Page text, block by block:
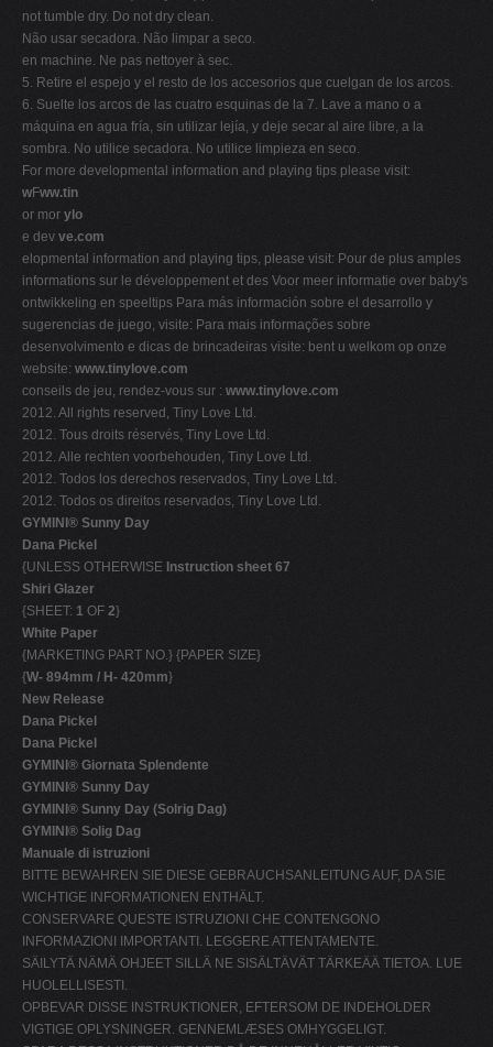
not tumble dry. Do not dry clean.
Não usar secadora. Não limpar a seco.
en machine. Ne pas nettoyer à sec.
5. Retire el espejo y el resto de los accesorios que cuelgan de los arcos.
6. Suelte los arcos de las cuatro esquinas de la 7. Lave a mano o a
máquina en agua fría, sin utilizar lejía, y deje secar al aire libre, a la
sombra. No utilice secadora. No utilice limpieza en seco.
For more developmental information and playing tips please visit:
wFww.tin
or mor ylo
e dev ve.com
elopmental information and playing tips, please visit: Pour de plus amples
informations sur le développement et des Voor meer informatie over baby's
ontwikkeling en speeltips Para más información sobre el desarrollo y
sugerencias de juego, visite: Para mais informações sobre
desenvolvimento e dicas de brincadeiras visite: bent u welkom op onze
website: www.tinylove.com
conseils de jeu, rendez-vous sur : www.tinylove.com
2012. All rights reserved, Tiny Love Ltd.
2012. Tous droits réservés, Tiny Love Ltd.
2012. Alle rechten voorbehouden, Tiny Love Ltd.
2012. Todos los derechos reservados, Tiny Love Ltd.
2012. Todos os direitos reservados, Tiny Love Ltd.
GYMINI® Sunny Day
Dana Pickel
{UNLESS OTHERWISE Instruction sheet 67
Shiri Glazer
{SHEET: 1 OF 2}
White Paper
{MARKETING PART NO.} {PAPER SIZE}
{W- 894mm / H- 420mm}
New Release
Dana Pickel
Dana Pickel
GYMINI® Giornata Splendente
GYMINI® Sunny Day
GYMINI® Sunny Day (Solrig Dag)
GYMINI® Solig Dag
Manuale di istruzioni
BITTE BEWAHREN SIE DIESE GEBRAUCHSANLEITUNG AUF, DA SIE
WICHTIGE INFORMATIONEN ENTHÄLT.
CONSERVARE QUESTE ISTRUZIONI CHE CONTENGONO
INFORMAZIONI IMPORTANTI. LEGGERE ATTENTAMENTE.
SÄILYTÄ NÄMÄ OHJEET SILLÄ NE SISÄLTÄVÄT TÄRKEÄÄ TIETOA. LUE
HUOLELLISESTI.
OPBEVAR DISSE INSTRUKTIONER, EFTERSOM DE INDEHOLDER
VIGTIGE OPLYSNINGER. GENNEMLÆSES OMHYGGELIGT.